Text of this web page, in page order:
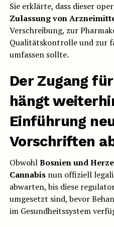
Sie erklärte, dass dieser
Zulassung von
Verschreibung, zur
Qualitätskontrolle und zur
umfassen sollte.
Der Zugang
hängt
Einführung
Vorschriften
ObwohlBosnien und
Cannabisnun offiziell
abwarten, bis diese
umgesetzt sind, bevor
im Gesundheitssystem